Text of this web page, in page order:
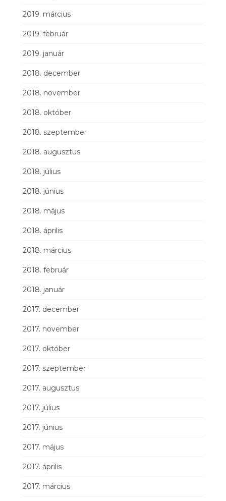
2019. március
2019. február
2019. január
2018. december
2018. november
2018. október
2018. szeptember
2018. augusztus
2018. július
2018. június
2018. május
2018. április
2018. március
2018. február
2018. január
2017. december
2017. november
2017. október
2017. szeptember
2017. augusztus
2017. július
2017. június
2017. május
2017. április
2017. március